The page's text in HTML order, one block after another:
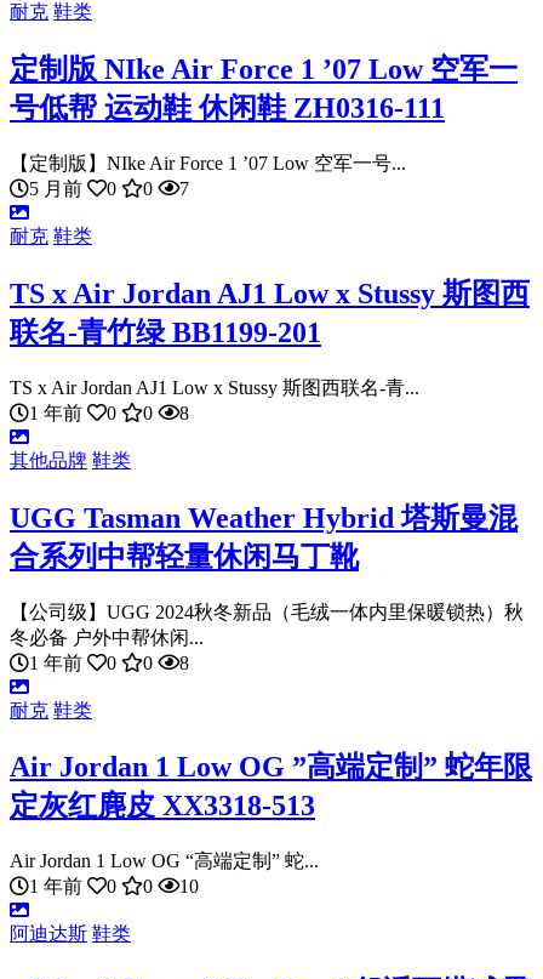
耐克 鞋类
定制版 NIke Air Force 1 ’07 Low 空军一
号低帮 运动鞋 休闲鞋 ZH0316-111
【定制版】NIke Air Force 1 ’07 Low 空军一号...
5 月前
0 0 7
耐克 鞋类
TS x Air Jordan AJ1 Low x Stussy 斯图西
联名-青竹绿 BB1199-201
TS x Air Jordan AJ1 Low x Stussy 斯图西联名-青...
1 年前
0 0 8
其他品牌 鞋类
UGG Tasman Weather Hybrid 塔斯曼混
合系列中帮轻量休闲马丁靴
【公司级】UGG 2024秋冬新品（毛绒一体内里保暖锁热）秋
冬必备 户外中帮休闲...
1 年前
0 0 8
耐克 鞋类
Air Jordan 1 Low OG ”高端定制” 蛇年限
定灰红麂皮 XX3318-513
Air Jordan 1 Low OG “高端定制” 蛇...
1 年前
0 0 10
阿迪达斯 鞋类